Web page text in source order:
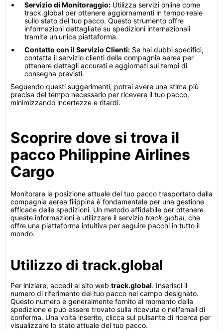
Servizio di Monitoraggio: Utilizza servizi online come
track.global per ottenere aggiornamenti in tempo reale
sullo stato del tuo pacco. Questo strumento offre
informazioni dettagliate su spedizioni internazionali
tramite un'unica piattaforma.
Contatto con il Servizio Clienti: Se hai dubbi specifici,
contatta il servizio clienti della compagnia aerea per
ottenere dettagli accurati e aggiornati sui tempi di
consegna previsti.
Seguendo questi suggerimenti, potrai avere una stima più
precisa del tempo necessario per ricevere il tuo pacco,
minimizzando incertezze e ritardi.
Scoprire dove si trova il
pacco Philippine Airlines
Cargo
Monitorare la posizione attuale del tuo pacco trasportato dalla
compagnia aerea filippina è fondamentale per una gestione
efficace delle spedizioni. Un metodo affidabile per ottenere
queste informazioni è utilizzare il servizio track.global, che
offre una piattaforma intuitiva per seguire pacchi in tutto il
mondo.
Utilizzo di track.global
Per iniziare, accedi al sito web track.global. Inserisci il
numero di riferimento del tuo pacco nel campo designato.
Questo numero è generalmente fornito al momento della
spedizione e può essere trovato sulla ricevuta o nell'email di
conferma. Una volta inserito, clicca sul pulsante di ricerca per
visualizzare lo stato attuale del tuo pacco.